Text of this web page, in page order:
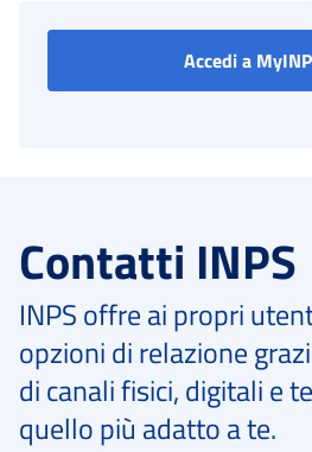
Accedi a
Contatti INPS
INPS offre ai propri
opzioni di relazione
di canali fisici, digitali e
quello più adatto a te.